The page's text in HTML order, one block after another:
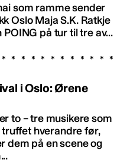
som ramme sender
Oslo Maja S.K. Ratkje
POING på tur til tre av...
i Oslo: Ørene
to – tre musikere som
hverandre før,
dem på en scene og